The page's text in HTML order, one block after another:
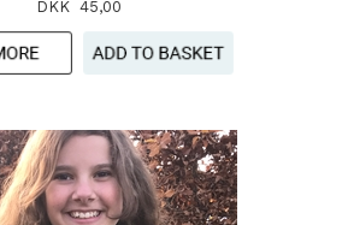
DKK 45,00